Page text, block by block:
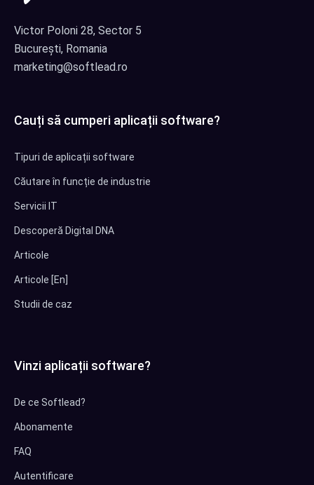
Victor Poloni 28, Sector 5
București, Romania
marketing@softlead.ro
Cauți să cumperi aplicații software?
Tipuri de aplicații software
Căutare în funcție de industrie
Servicii IT
Descoperă Digital DNA
Articole
Articole [En]
Studii de caz
Vinzi aplicații software?
De ce Softlead?
Abonamente
FAQ
Autentificare